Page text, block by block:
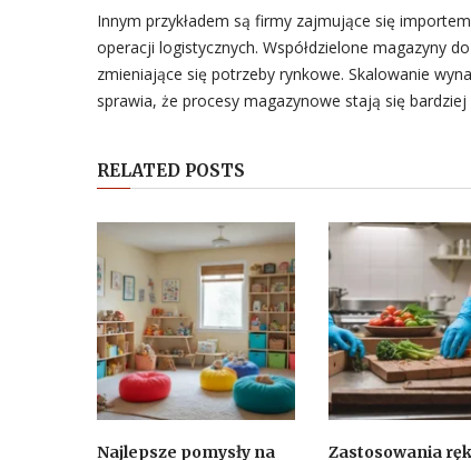
Innym przykładem są firmy zajmujące się
operacji logistycznych. Współdzielone magazyny
zmieniające się potrzeby rynkowe. Skalowanie
sprawia, że procesy magazynowe stają się
RELATED POSTS
Najlepsze pomysły na Zastosowania